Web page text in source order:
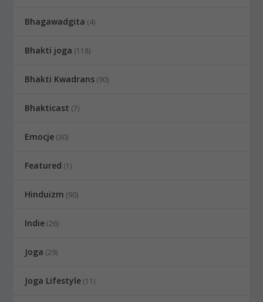
Bhagawadgita (4)
Bhakti joga (118)
Bhakti Kwadrans (90)
Bhakticast (7)
Emocje (30)
Featured (1)
Hinduizm (90)
Indie (26)
Joga (29)
Joga Lifestyle (11)